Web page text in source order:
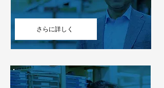
さらに詳しく